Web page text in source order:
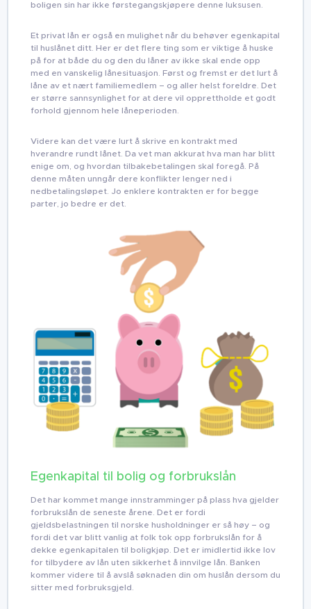
boligen sin har ikke førstegangskjøpere denne luksusen.
Et privat lån er også en mulighet når du behøver egenkapital
til huslånet ditt. Her er det flere ting som er viktige å huske
på for at både du og den du låner av ikke skal ende opp
med en vanskelig lånesituasjon. Først og fremst er det lurt å
låne av et nært familiemedlem – og aller helst foreldre. Det
er større sannsynlighet for at dere vil opprettholde et godt
forhold gjennom hele låneperioden.
Videre kan det være lurt å skrive en kontrakt med
hverandre rundt lånet. Da vet man akkurat hva man har blitt
enige om, og hvordan tilbakebetalingen skal foregå. På
denne måten unngår dere konflikter lenger ned i
nedbetalingsløpet. Jo enklere kontrakten er for begge
parter, jo bedre er det.
Egenkapital til bolig og forbrukslån
Det har kommet mange innstramminger på plass hva gjelder
forbrukslån de seneste årene. Det er fordi
gjeldsbelastningen til norske husholdninger er så høy – og
fordi det var blitt vanlig at folk tok opp forbrukslån for å
dekke egenkapitalen til boligkjøp. Det er imidlertid ikke lov
for tilbydere av lån uten sikkerhet å innvilge lån. Banken
kommer videre til å avslå søknaden din om huslån dersom du
sitter med forbruksgjeld.